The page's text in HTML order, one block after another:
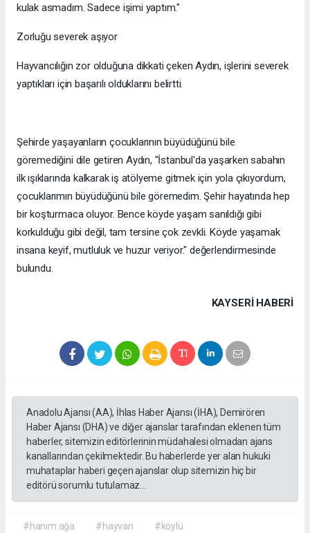
kulak asmadım. Sadece işimi yaptım."
Zorluğu severek aşıyor
Hayvancılığın zor olduğuna dikkati çeken Aydın, işlerini severek
yaptıkları için başarılı olduklarını belirtti.
Şehirde yaşayanların çocuklarının büyüdüğünü bile
göremediğini dile getiren Aydın, "İstanbul'da yaşarken sabahın
ilk ışıklarında kalkarak iş atölyeme gitmek için yola çıkıyordum,
çocuklarımın büyüdüğünü bile göremedim. Şehir hayatında hep
bir koşturmaca oluyor. Bence köyde yaşam sanıldığı gibi
korkulduğu gibi değil, tam tersine çok zevkli. Köyde yaşamak
insana keyif, mutluluk ve huzur veriyor." değerlendirmesinde
bulundu.
KAYSERI HABERİ
Anadolu Ajansı (AA), İhlas Haber Ajansı (İHA), Demirören
Haber Ajansı (DHA) ve diğer ajanslar tarafından eklenen tüm
haberler, sitemizin editörlerinin müdahalesi olmadan ajans
kanallarından çekilmektedir. Bu haberlerde yer alan hukuki
muhataplar haberi geçen ajanslar olup sitemizin hiç bir
editörü sorumlu tutulamaz...
#hanım ağa #hayvan #köylü